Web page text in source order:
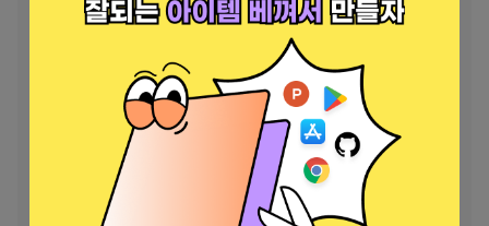
* "WRITE_EXTERNAL_STORAGE"는 파일 이름 변경 및 삭제, 다운로
* "LOCATION" 권한은 주변 친구 찾기를 돕기 위해 필요합니다.
* 라이센스 확인, 업데이트 확인 등과 같은 다양한 활동에 필요한 네트워
크 상태를 얻으려면 "네트워크" 및 "WIFI" 권한이 필요합니다.
* 블루투스 헤드셋 연결 시 AV 싱크 개선을 위해 "BLUETOOTH" 권한
이 필요합니다.
* QR 코드를 스캔하려면 "CAMERA" 권한이 필요합니다.
* 인터넷 스트림을 재생하려면 "INTERNET"이 필요합니다.
* 진동 피드백을 제어하려면 "VIBRATE"가 필요합니다.